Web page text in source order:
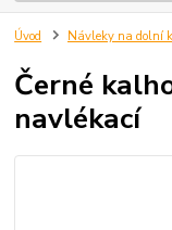
Úvod Návleky na dolní
Černé
navlékací